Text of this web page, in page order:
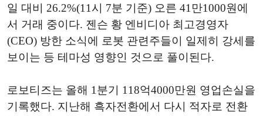
일 대비 26.2%(11시 7분 기준) 오른 41만1000원에
서 거래 중이다. 젠슨 황 엔비디아 최고경영자
(CEO) 방한 소식에 로봇 관련주들이 일제히 강세를
보이는 등 테마성 영향인 것으로 풀이된다.
로보티즈는 올해 1분기 118억4000만원 영업손실을
기록했다. 지난해 흑자전환에서 다시 적자로 전환